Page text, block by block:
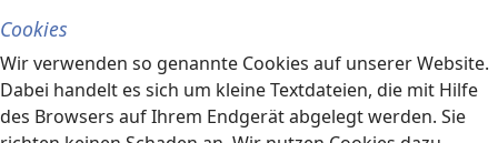
Cookies
Wir verwenden so genannte Cookies auf unserer Website.
Dabei handelt es sich um kleine Textdateien, die mit Hilfe
des Browsers auf Ihrem Endgerät abgelegt werden. Sie